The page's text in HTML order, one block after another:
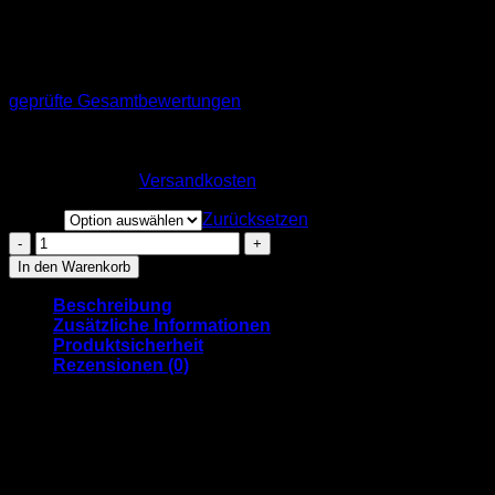
geprüfte Gesamtbewertungen
Versandkosten
Zurücksetzen
Weinreben-
Socke
-
Weißwein
Menge
In den Warenkorb
Beschreibung
Zusätzliche Informationen
Produktsicherheit
Rezensionen (0)